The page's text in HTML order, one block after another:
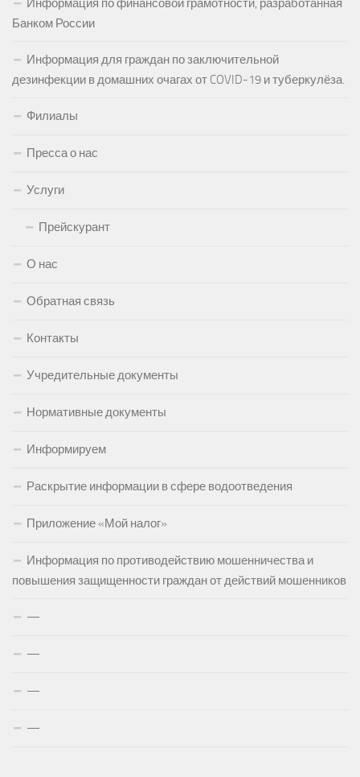
Информация по финансовой грамотности, разработанная
Банком России
Информация для граждан по заключительной
дезинфекции в домашних очагах от COVID-19 и туберкулёза.
Филиалы
Пресса о нас
Услуги
Прейскурант
О нас
Обратная связь
Контакты
Учредительные документы
Нормативные документы
Информируем
Раскрытие информации в сфере водоотведения
Приложение «Мой налог»
Информация по противодействию мошенничества и
повышения защищенности граждан от действий мошенников
—
—
—
—